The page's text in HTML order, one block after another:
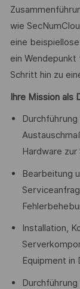
wie
eine
ein
Schritt hin zu
Ihre Mission als
Hardware
Bearbeitung
Installation,
Equipment in